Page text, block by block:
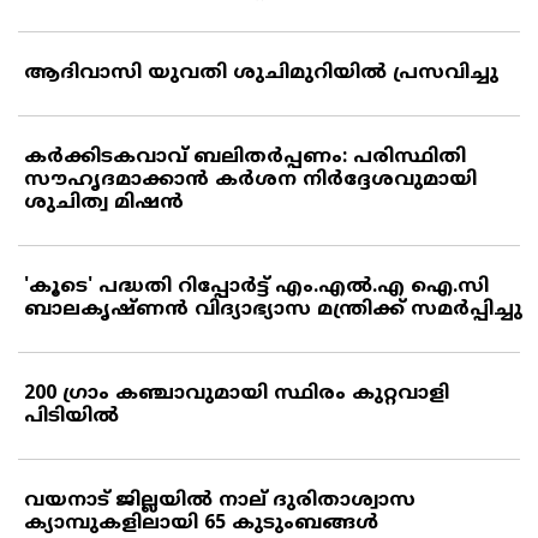
ആദിവാസി യുവതി ശുചിമുറിയില്‍ പ്രസവിച്ചു
കര്‍ക്കിടകവാവ് ബലിതര്‍പ്പണം: പരിസ്ഥിതി
സൗഹൃദമാക്കാന്‍ കര്‍ശന നിര്‍ദ്ദേശവുമായി
ശുചിത്വ മിഷന്‍
'കൂടെ' പദ്ധതി റിപ്പോര്‍ട്ട് എം.എല്‍.എ ഐ.സി
ബാലകൃഷ്ണന്‍ വിദ്യാഭ്യാസ മന്ത്രിക്ക് സമര്‍പ്പിച്ചു
200 ഗ്രാം കഞ്ചാവുമായി സ്ഥിരം കുറ്റവാളി
പിടിയില്‍
വയനാട് ജില്ലയില്‍ നാല് ദുരിതാശ്വാസ
ക്യാമ്പുകളിലായി 65 കുടുംബങ്ങള്‍